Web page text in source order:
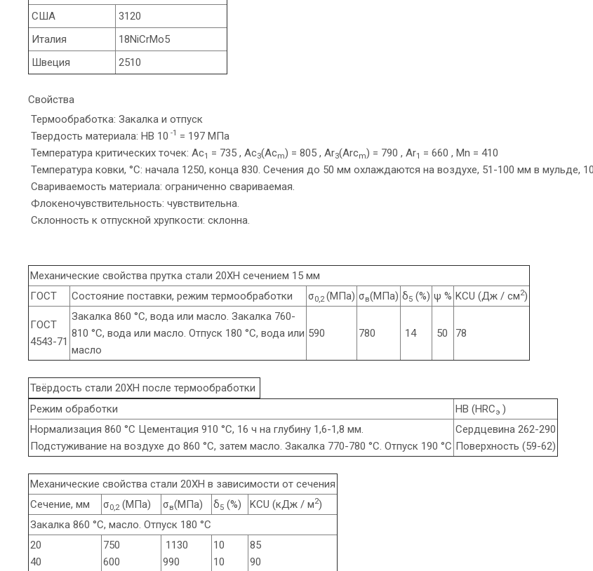
США
3120
Италия
18NiCrMo5
Швеция
2510
Свойства
Термообработка: Закалка и отпуск
Твердость материала: HB 10 -1
= 197 МПа
Температура критических точек: Ac1 = 735 , Ac3(Acm) = 805 , Ar3(Arcm) = 790 , Ar1 = 660 , Mn = 410
Температура ковки, °С: начала 1250, конца 830. Сечения до 50 мм охлаждаются на воздухе, 51-100 мм в мульде,
Свариваемость материала: ограниченно свариваемая.
Флокеночувствительность: чувствительна.
Склонность к отпускной хрупкости: склонна.
Механические свойства прутка стали 20ХН сечением 15 мм
ГОСТ
Состояние поставки, режим термообработки σ0,2(МПа) σв(МПа) δ5 (%) ψ % KCU (Дж / см2)
ГОСТ
4543-71
Закалка 860 °С, вода или масло. Закалка 760-
810 °С, вода или масло. Отпуск 180 °С, вода или
масло
590 780 14 50 78
Твёрдость стали 20ХН после термообработки
Режим обработки
НВ (HRCэ )
Нормализация 860 °С Цементация 910 °С, 16 ч на глубину 1,6-1,8 мм.
Подстуживание на воздухе до 860 °С, затем масло. Закалка 770-780 °С. Отпуск 190 °С
Сердцевина 262-290
Поверхность (59-62)
Механические свойства стали 20ХН в зависимости от сечения
Сечение, мм
σ0,2 (МПа) σв(МПа) δ5 (%) KCU (кДж / м2)
Закалка 860 °С, масло. Отпуск 180 °С
20
40
750
600
1130
990
10
10
85
90